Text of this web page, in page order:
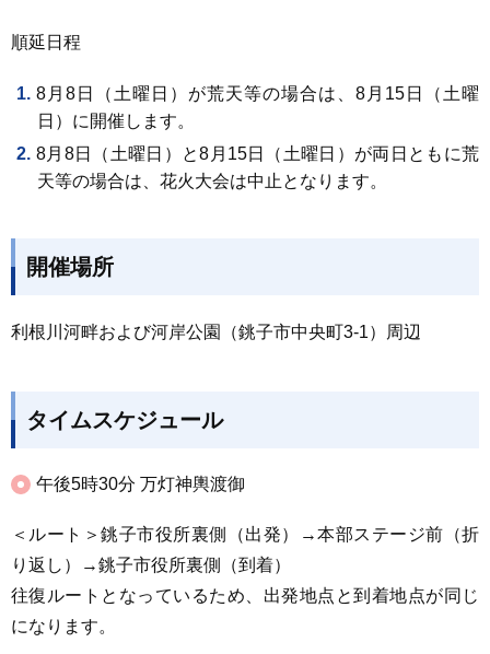
順延日程
8月8日（土曜日）が荒天等の場合は、8月15日（土曜
日）に開催します。
8月8日（土曜日）と8月15日（土曜日）が両日ともに荒
天等の場合は、花火大会は中止となります。
開催場所
利根川河畔および河岸公園（銚子市中央町3-1）周辺
タイムスケジュール
午後5時30分 万灯神輿渡御
＜ルート＞銚子市役所裏側（出発）→本部ステージ前（折
り返し）→銚子市役所裏側（到着）
往復ルートとなっているため、出発地点と到着地点が同じ
になります。